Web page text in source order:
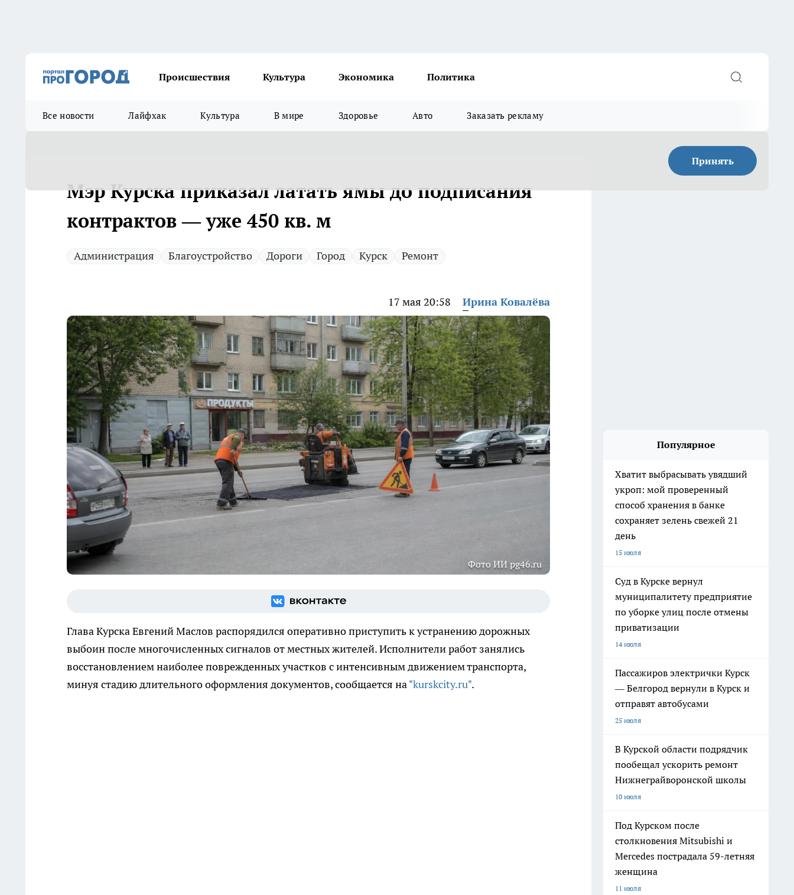
Происшествия Культура Экономика Политика
Все новости Лайфхак Культура В мире Здоровье Авто Заказать рекламу
Принять
Мэр Курска приказал латать ямы до подписания
контрактов — уже 450 кв. м
Администрация Благоустройство Дороги Город Курск Ремонт
17 мая 20:58 Ирина Ковалёва
Фото ИИ pg46.ru
Глава Курска Евгений Маслов распорядился оперативно приступить к устранению дорожных
выбоин после многочисленных сигналов от местных жителей. Исполнители работ занялись
восстановлением наиболее поврежденных участков с интенсивным движением транспорта,
минуя стадию длительного оформления документов, сообщается на"kurskcity.ru".
Популярное
Хватит выбрасывать увядший
укроп: мой проверенный
способ хранения в банке
сохраняет зелень свежей 21
день
15 июля
Суд в Курске вернул
муниципалитету предприятие
по уборке улиц после отмены
приватизации
14 июля
Пассажиров электрички Курск
— Белгород вернули в Курск и
отправят автобусами
25 июля
В Курской области подрядчик
пообещал ускорить ремонт
Нижнеграйворонской школы
10 июля
Под Курском после
столкновения Mitsubishi и
Mercedes пострадала 59-летняя
женщина
11 июля